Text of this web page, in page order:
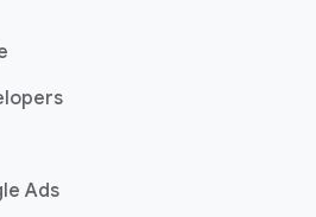
Ads